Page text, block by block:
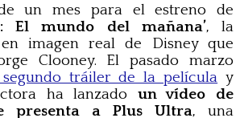
un mes para el estreno de
El mundo del mañana’, la
imagen real de Disney que
Clooney. El pasado marzo
tráiler de la película y
ha lanzado un vídeo de
presenta a Plus Ultra, una